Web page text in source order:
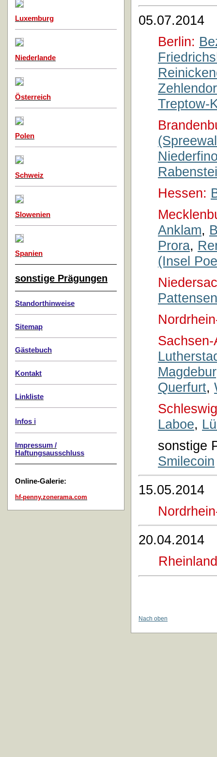
Luxemburg
Niederlande
Österreich
Polen
Schweiz
Slowenien
Spanien
sonstige Prägungen
Standorthinweise
Sitemap
Gästebuch
Kontakt
Linkliste
Infos ℹ️
Impressum /
Haftungsausschluss
Online-Galerie:
hf-penny.zonerama.com
05.07.2014
Berlin:
Treptow-
Hessen:
Anklam,
Prora,
(Insel
Pattensen
Querfurt,
Laboe,
sonstige
Smilecoin
15.05.2014
20.04.2014
Nach oben